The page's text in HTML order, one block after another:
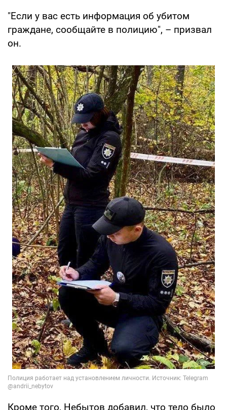
"Если у вас есть информация об убитом
граждане, сообщайте в полицию", – призвал
он.
Кроме того, Небытов добавил, что тело было